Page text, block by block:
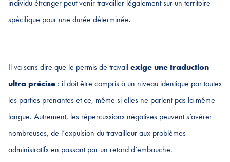
individu étranger peut venir travailler légalement sur un territoire
spécifique pour une durée déterminée.
Il va sans dire que le permis de travailexige une traduction
ultra précise : il doit être compris à un niveau identique par toutes
les parties prenantes et ce, même si elles ne parlent pas la même
langue. Autrement, les répercussions négatives peuvent s’avérer
nombreuses, de l’expulsion du travailleur aux problèmes
administratifs en passant par un retard d’embauche.